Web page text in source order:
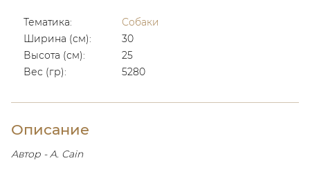
Тематика:
Собаки
Ширина (см):
30
Высота (см):
25
Вес (гр):
5280
Описание
Автор - A. Cain